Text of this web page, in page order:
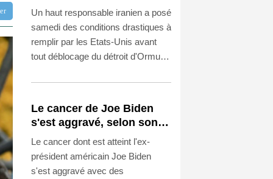
réouverture du détroit
d'Ormuz
Un haut responsable iranien a posé
samedi des conditions drastiques à
remplir par les Etats-Unis avant
tout déblocage du détroit d'Ormuz,
réouverture de ce passage
au Moyen-Orient.
Le cancer de Joe Biden
s'est aggravé, selon son
fils
Le cancer dont est atteint l'ex-
président américain Joe Biden
s'est aggravé avec des